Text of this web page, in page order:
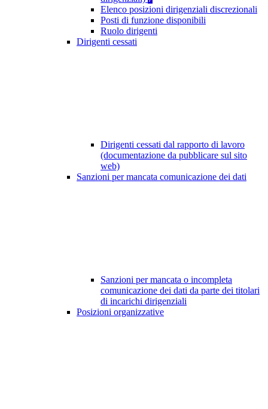
Elenco posizioni dirigenziali discrezionali
Posti di funzione disponibili
Ruolo dirigenti
Dirigenti cessati
Dirigenti cessati dal rapporto di lavoro
(documentazione da pubblicare sul sito
web)
Sanzioni per mancata comunicazione dei dati
Sanzioni per mancata o incompleta
comunicazione dei dati da parte dei titolari
di incarichi dirigenziali
Posizioni organizzative